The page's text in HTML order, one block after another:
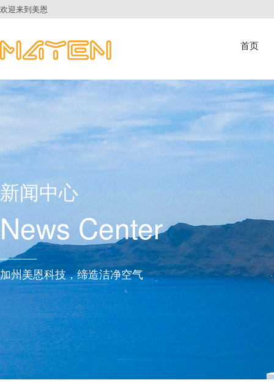
欢迎来到美恩
首页
新闻中心
News Center
加州美恩科技，缔造洁净空气